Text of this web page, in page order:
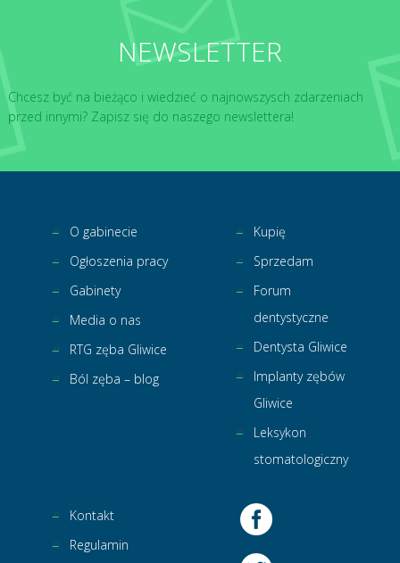
NEWSLETTER
Chcesz być na bieżąco i wiedzieć o najnowszysch zdarzeniach
przed innymi? Zapisz się do naszego newslettera!
O gabinecie
Ogłoszenia pracy
Gabinety
Media o nas
RTG zęba Gliwice
Ból zęba – blog
Kupię
Sprzedam
Forum
dentystyczne
Dentysta Gliwice
Implanty zębów
Gliwice
Leksykon
stomatologiczny
Kontakt
Regulamin